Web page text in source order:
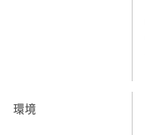
環境